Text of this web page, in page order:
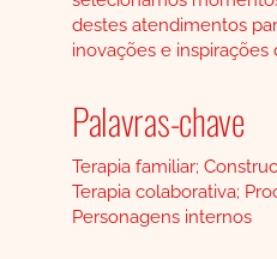
destes atendimentos
inovações e inspirações
Palavras-chave
Terapia familiar;
Terapia colaborativa;
Personagens internos